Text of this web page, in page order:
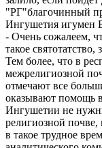
"РГ"благочинный
Ингушетия игумен
- Очень сожалеем,
такое
Тем более, что в
межрелигиозной
отмечают все
оказывают помощь
Ингушетии не
религиозной
в такое трудное